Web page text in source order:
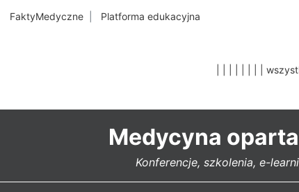
FaktyMedyczne Platforma edukacyjna
Medycyna
Konferencje, szkolenia, e-